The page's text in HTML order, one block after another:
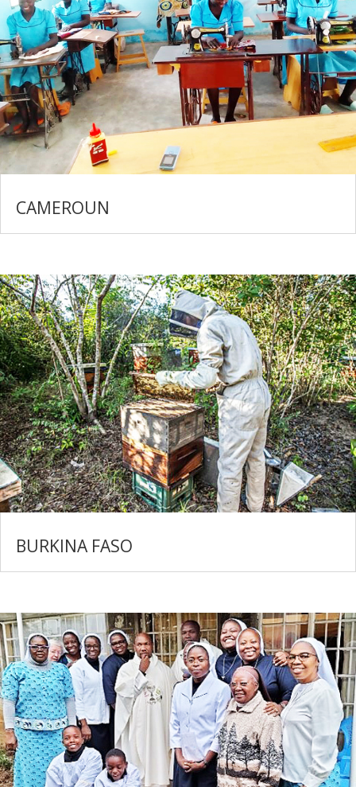
CAMEROUN
BURKINA FASO